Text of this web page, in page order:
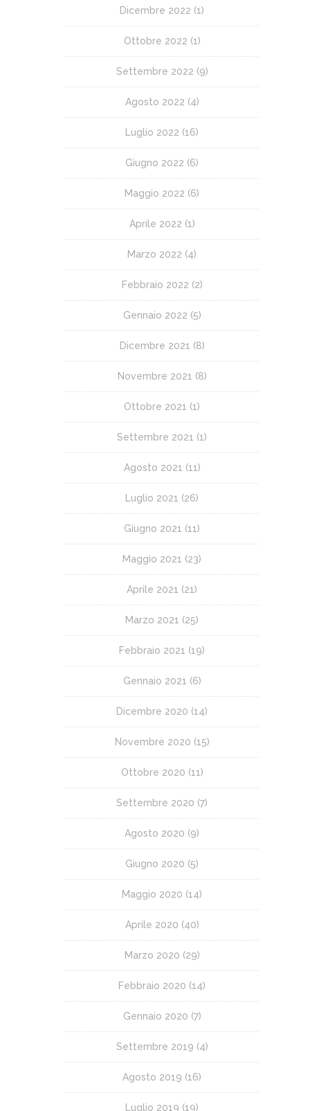
Dicembre 2022 (1)
Ottobre 2022 (1)
Settembre 2022 (9)
Agosto 2022 (4)
Luglio 2022 (16)
Giugno 2022 (6)
Maggio 2022 (6)
Aprile 2022 (1)
Marzo 2022 (4)
Febbraio 2022 (2)
Gennaio 2022 (5)
Dicembre 2021 (8)
Novembre 2021 (8)
Ottobre 2021 (1)
Settembre 2021 (1)
Agosto 2021 (11)
Luglio 2021 (26)
Giugno 2021 (11)
Maggio 2021 (23)
Aprile 2021 (21)
Marzo 2021 (25)
Febbraio 2021 (19)
Gennaio 2021 (6)
Dicembre 2020 (14)
Novembre 2020 (15)
Ottobre 2020 (11)
Settembre 2020 (7)
Agosto 2020 (9)
Giugno 2020 (5)
Maggio 2020 (14)
Aprile 2020 (40)
Marzo 2020 (29)
Febbraio 2020 (14)
Gennaio 2020 (7)
Settembre 2019 (4)
Agosto 2019 (16)
Luglio 2019 (19)